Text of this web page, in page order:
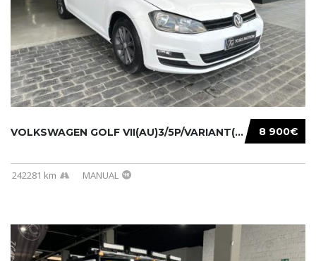
8 900€
VOLKSWAGEN GOLF VII(AU)3/5P/VARIANT(12-16 20...
242281 km MANUAL